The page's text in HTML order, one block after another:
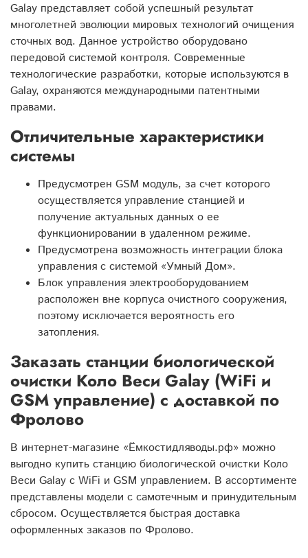
Galay представляет собой успешный результат
многолетней эволюции мировых технологий очищения
сточных вод. Данное устройство оборудовано
передовой системой контроля. Современные
технологические разработки, которые используются в
Galay, охраняются международными патентными
правами.
Отличительные характеристики
системы
Предусмотрен GSM модуль, за счет которого
осуществляется управление станцией и
получение актуальных данных о ее
функционировании в удаленном режиме.
Предусмотрена возможность интеграции блока
управления с системой «Умный Дом».
Блок управления электрооборудованием
расположен вне корпуса очистного сооружения,
поэтому исключается вероятность его
затопления.
Заказать станции биологической
очистки Коло Веси Galay (WiFi и
GSM управление) с доставкой по
Фролово
В интернет-магазине «Ёмкостидляводы.рф» можно
выгодно купить станцию биологической очистки Коло
Веси Galay с WiFi и GSM управлением. В ассортименте
представлены модели с самотечным и принудительным
сбросом. Осуществляется быстрая доставка
оформленных заказов по Фролово.